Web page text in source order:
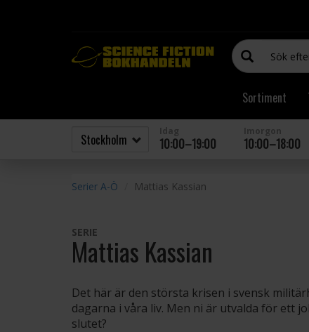
Sortiment
10:00–19:00 10:00–18:00
Serier A-Ö Mattias Kassian
SERIE
Mattias Kassian
Det här är den största krisen i svensk
dagarna i våra liv. Men ni är utvalda för ett
slutet?